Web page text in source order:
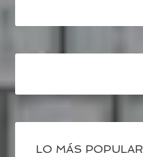
LO MÁS POPULAR